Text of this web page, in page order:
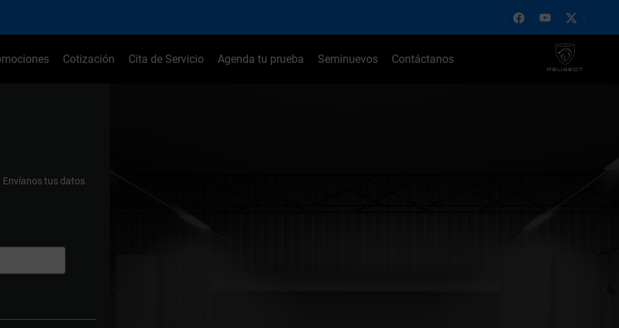
Cotización Cita de Servicio Agenda tu prueba Seminuevos Contáctanos
Envíanos tus datos